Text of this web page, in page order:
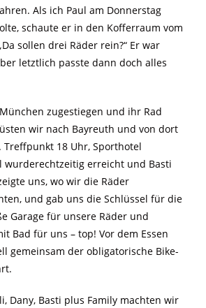
Als ich Paul am Donnerstag
schaute er in den Kofferraum vom
sollen drei Räder rein?“ Er war
letztlich passte dann doch alles
zugestiegen und ihr Rad
wir nach Bayreuth und von dort
Treffpunkt 18 Uhr, Sporthotel
wurderechtzeitig erreicht und Basti
uns, wo wir die Räder
und gab uns die Schlüssel für die
Garage für unsere Räder und
Bad für uns – top! Vor dem Essen
gemeinsam der obligatorische Bike-
Dany, Basti plus Family machten wir